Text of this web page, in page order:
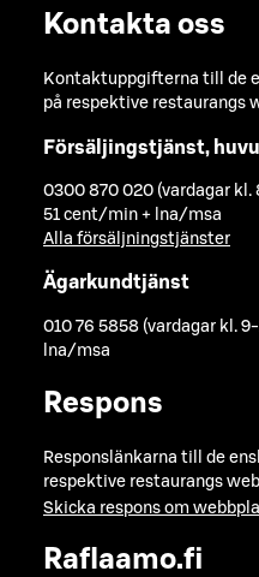
Kontakta oss
Kontaktuppgifterna till de
på respektive restaurangs
Försäljingstjänst,
0300 870 020 (vardagar kl.
51 cent/min + lna/msa
Alla försäljningstjänster
Ägarkundtjänst
010 76 5858 (vardagar kl.
lna/msa
Respons
Responslänkarna till de
respektive restaurangs
Skicka respons om
Raflaamo.fi